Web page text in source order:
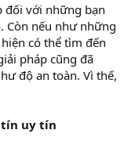
đối với những bạn
Còn nếu như những
có thể tìm đến
pháp cũng đã
độ an toàn. Vì thế,
uy tín